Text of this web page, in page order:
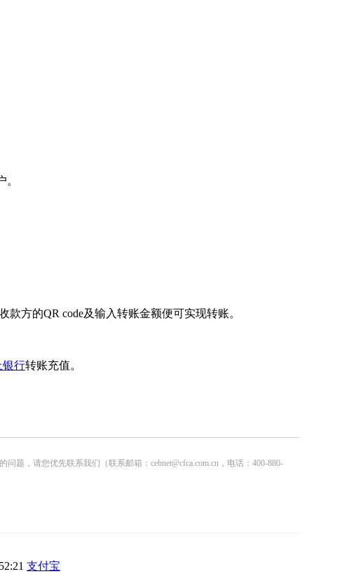
方的QR code及输入转账金额便可实现转账。
银行转账充值。
，请您优先联系我们（联系邮箱：cebnet@cfca.com.cn，电话：400-880-
支付宝